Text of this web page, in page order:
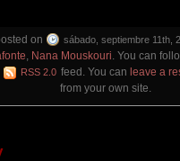
on sábado, septiembre 11th,
, Nana Mouskouri. You can
RSS 2.0 feed. You can leave a
from your own site.